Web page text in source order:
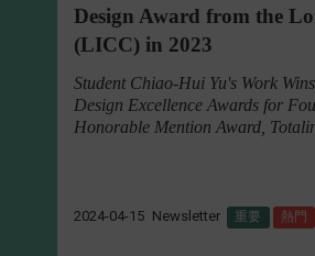
Design Award from the
(LICC) in 2023
Student Chiao-Hui Yu's Work
Design Excellence Awards for
Honorable Mention Award,
2024-04-15 Newsletter 重要 熱門